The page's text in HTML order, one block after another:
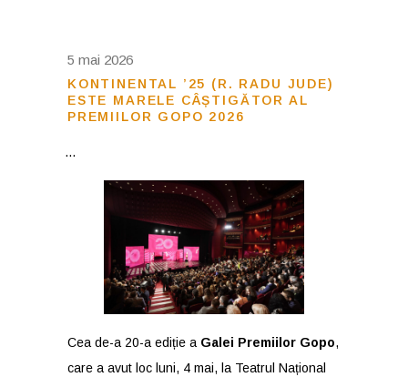
5 mai 2026
KONTINENTAL ’25 (R. RADU JUDE)
ESTE MARELE CÂȘTIGĂTOR AL
PREMIILOR GOPO 2026
Cea de-a 20-a ediție a Galei Premiilor Gopo,
care a avut loc luni, 4 mai, la Teatrul Național